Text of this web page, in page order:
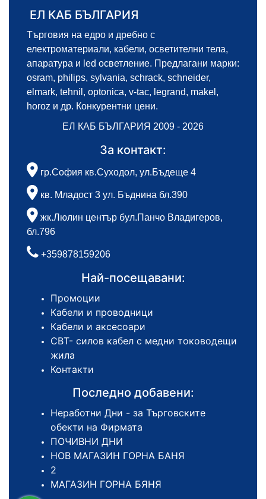
ЕЛ КАБ БЪЛГАРИЯ
Търговия на едро и дребно с
електроматериали, кабели, осветителни тела,
апаратура и led осветление. Предлагани марки:
osram, philips, sylvania, schrack, schneider,
elmark, tehnil, optonica, v-tac, legrand, makel,
horoz и др. Конкурентни цени.
ЕЛ КАБ БЪЛГАРИЯ 2009 - 2026
За контакт:
гр.София кв.Суходол, ул.Бъдеще 4
кв. Младост 3 ул. Бъднина бл.390
жк.Люлин център бул.Панчо Владигеров,
бл.796
+359878159206
Най-посещавани:
Промоции
Кабели и проводници
Кабели и аксесоари
СВТ- силов кабел с медни тоководещи
жила
Контакти
Последно добавени:
Неработни Дни - за Търговските
обекти на Фирмата
ПОЧИВНИ ДНИ
НОВ МАГАЗИН ГОРНА БАНЯ
2
МАГАЗИН ГОРНА БЯНЯ